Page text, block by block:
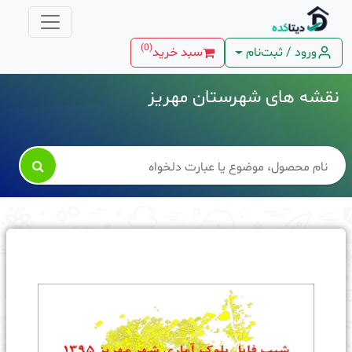
ورود / ثبت‌نام سبد خرید(
0
)
نقشه های شهرستان مهریز
